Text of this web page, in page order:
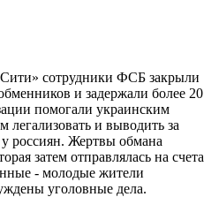
сотрудники ФСБ закрыли
и задержали более 20
помогали украинским
и выводить за
россиян. Жертвы обмана
затем отправлялась на счета
- молодые жители
уголовные дела.